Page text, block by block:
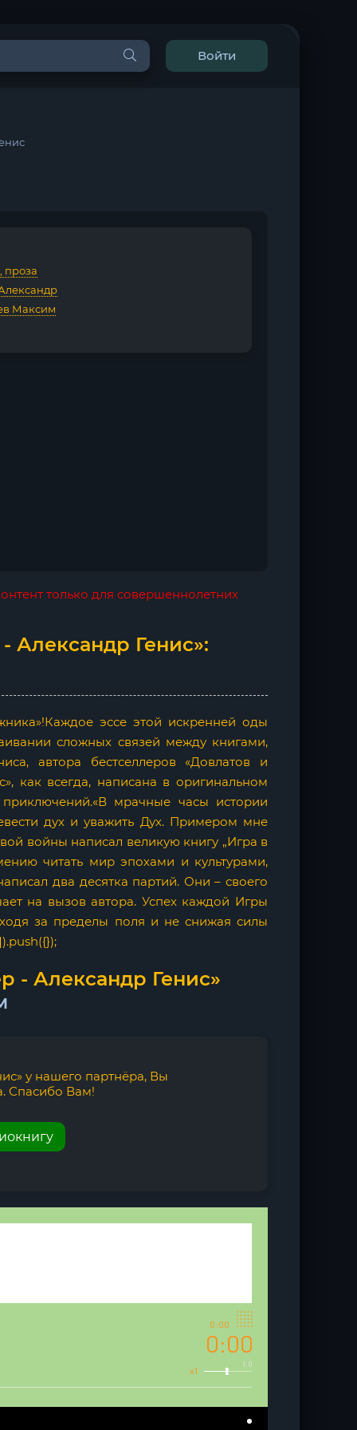
Войти
проза
Максим
только для совершеннолетних
Александр Генис»:
эссе этой искренней оды
сложных связей между книгами,
автора бестселлеров «Довлатов и
как всегда, написана в оригинальном
мрачные часы истории
дух и уважить Дух. Примером мне
войны написал великую книгу „Игра в
читать мир эпохами и культурами,
два десятка партий. Они – своего
на вызов автора. Успех каждой Игры
за пределы поля и не снижая силы
- Александр Генис»
у нашего партнёра, Вы
Спасибо Вам!
0:00
0:00
1.0
x1